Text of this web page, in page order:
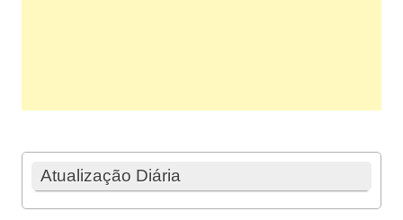
Atualização Diária